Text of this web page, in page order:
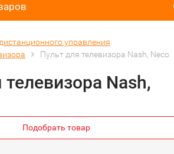
управления
Пульт для телевизора Nash, Neco
Nash,
Подобрать товар